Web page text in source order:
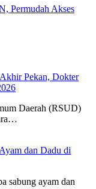
Permudah Akses
Pekan, Dokter
Daerah (RSUD)
dan Dadu di
sabung ayam dan